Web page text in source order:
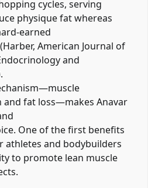
cycles, serving
physique fat whereas
earned
American Journal of
and
and fat loss—makes Anavar
One of the first benefits
athletes and bodybuilders
to promote lean muscle